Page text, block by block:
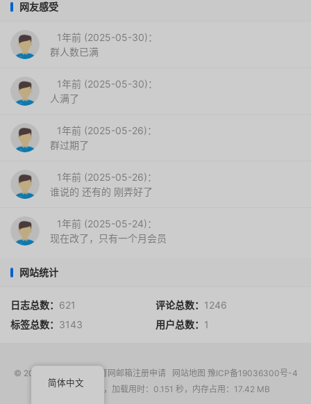
网友感受
1年前 (2025-05-30)：
群人数已满
1年前 (2025-05-30)：
人满了
1年前 (2025-05-26)：
群过期了
1年前 (2025-05-26)：
谁说的 还有的 刚弄好了
1年前 (2025-05-24)：
现在改了，只有一个月会员
网站统计
日志总数： 621 评论总数： 1246
标签总数： 3143 用户总数： 1
© 2017-2026 EDU教育网邮箱注册申请 网站地图 豫ICP备19036300号-4
请求次数：14 次，加载用时：0.151 秒，内存占用：17.42 MB
简体中文